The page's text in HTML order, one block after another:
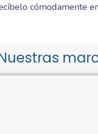
cómodamente